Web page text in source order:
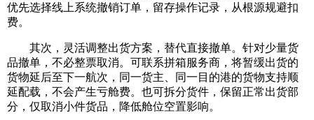
优先选择线上系统撤销订单，留存操作记录，从根源规避扣
费。
其次，灵活调整出货方案，替代直接撤单。针对少量货
品撤单，不必整票取消。可联系拼箱服务商，将暂缓出货的
货物延后至下一航次，同一货主、同一目的港的货物支持顺
延配载，不会产生亏舱费。也可拆分货件，保留正常出货部
分，仅取消小件货品，降低舱位空置影响。